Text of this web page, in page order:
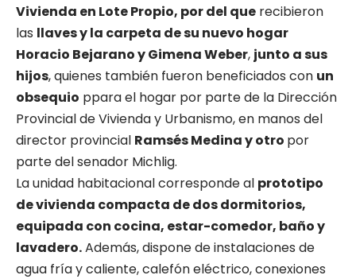
Vivienda en Lote Propio, por del que recibieron
las llaves y la carpeta de su nuevo hogar
Horacio Bejarano y Gimena Weber, junto a sus
hijos, quienes también fueron beneficiados con un
obsequio ppara el hogar por parte de la Dirección
Provincial de Vivienda y Urbanismo, en manos del
director provincial Ramsés Medina y otro por
parte del senador Michlig.
La unidad habitacional corresponde al prototipo
de vivienda compacta de dos dormitorios,
equipada con cocina, estar-comedor, baño y
lavadero.Además, dispone de instalaciones de
agua fría y caliente, calefón eléctrico, conexiones